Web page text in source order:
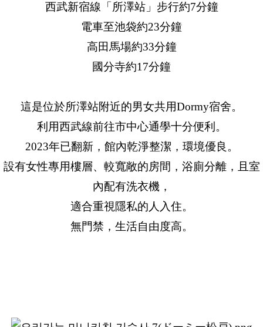
西武新宿線「所澤站」步行約7分鐘
電車至池袋約23分鐘
高田馬場約33分鐘
國分寺約17分鐘
這是位於所澤站附近的男女共用Dormy宿舍。
利用西武線前往市中心通學十分便利。
2023年已翻新，館內乾淨整潔，環境優良。
設有女性專用樓層、較寬敞的房間，浴廁分離，且室
內配有洗衣機，
適合重視隱私的人入住。
無門禁，生活自由度高。